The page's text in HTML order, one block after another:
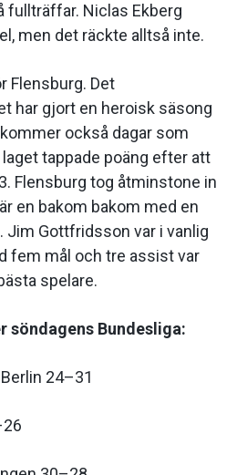
fullträffar. Niclas Ekberg
men det räckte alltså inte.
Flensburg. Det
har gjort en heroisk säsong
också dagar som
tappade poäng efter att
Flensburg tog åtminstone in
en bakom bakom med en
Jim Gottfridsson var i vanlig
fem mål och tre assist var
spelare.
söndagens Bundesliga:
24–31